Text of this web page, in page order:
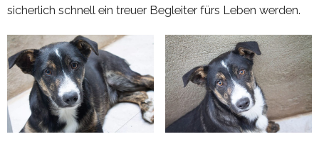
sicherlich schnell ein treuer Begleiter fürs Leben werden.